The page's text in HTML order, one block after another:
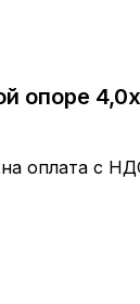
опоре
оплата с